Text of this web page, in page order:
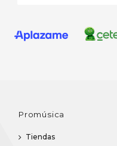
Promúsica
Tiendas